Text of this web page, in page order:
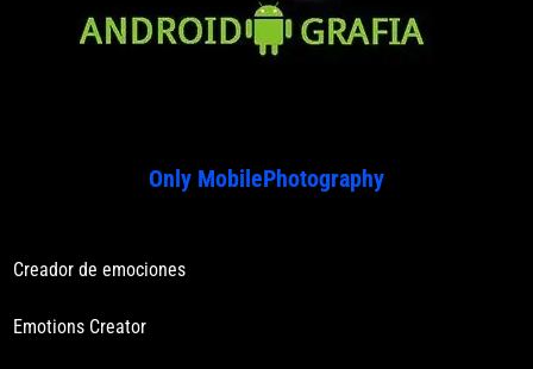
Only MobilePhotography
Creador de emociones
Emotions Creator